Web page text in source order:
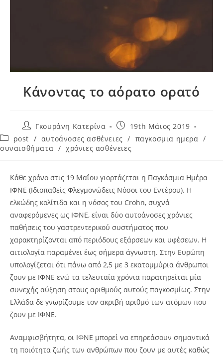
Κάνοντας το αόρατο ορατό
Γκουράνη Κατερίνα
19th Μάιος 2019
post / αυτοάνοσες ασθένειες / παγκοσμια ημερα /
συναισθήματα / χρόνιες ασθένειες
Κάθε χρόνο στις 19 Μαΐου γιορτάζεται η Παγκόσμια Ημέρα
ΙΦΝΕ (Ιδιοπαθείς Φλεγμονώδεις Νόσοι του Εντέρου). Η
ελκώδης κολίτιδα και η νόσος του Crohn, συχνά
αναφερόμενες ως ΙΦΝΕ, είναι δύο αυτοάνοσες χρόνιες
παθήσεις του γαστρεντερικού συστήματος που
χαρακτηρίζονται από περιόδους εξάρσεων και υφέσεων. Η
αιτιολογία παραμένει έως σήμερα άγνωστη. Στην Ευρώπη
υπολογίζεται ότι πάνω από 2,5 με 3 εκατομμύρια άνθρωποι
ζουν με ΙΦΝΕ ενώ τα τελευταία χρόνια παρατηρείται μία
συνεχής αύξηση στους αριθμούς αυτούς παγκοσμίως. Στην
Ελλάδα δε γνωρίζουμε τον ακριβή αριθμό των ατόμων που
ζουν με ΙΦΝΕ.
Αναμφισβήτητα, οι ΙΦΝΕ μπορεί να επηρεάσουν σημαντικά
τη ποιότητα ζωής των ανθρώπων που ζουν με αυτές καθώς